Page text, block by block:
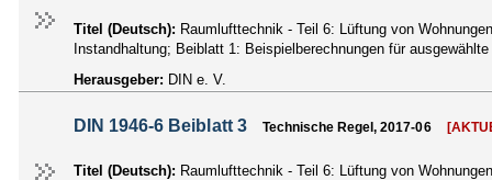
Titel (Deutsch): Raumlufttechnik - Teil 6: Lüftung von
Instandhaltung; Beiblatt 1: Beispielberechnungen für
Herausgeber: DIN e. V.
DIN 1946-6 Beiblatt 3 Technische Regel, 2017-06
Titel (Deutsch): Raumlufttechnik - Teil 6: Lüftung von